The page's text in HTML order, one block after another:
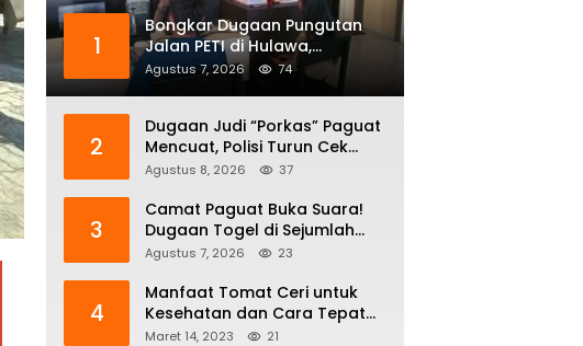
1
Bongkar Dugaan Pungutan
Jalan PETI di Hulawa,
Sengketa Lahan Berujung
Dugaan Pengeroyokan
Agustus 7, 2026 74
2
Dugaan Judi “Porkas” Paguat
Mencuat, Polisi Turun Cek
Lokasi: Terduga Keburu
Agustus 8, 2026 37
3
Camat Paguat Buka Suara!
Dugaan Togel di Sejumlah
Desa Segera Dikoordinasikan
Agustus 7, 2026 23
4
Manfaat Tomat Ceri untuk
Kesehatan dan Cara Tepat
Mengonsumsinya
Maret 14, 2023 21